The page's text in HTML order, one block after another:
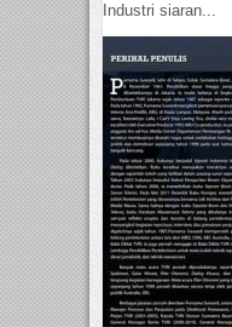
Industri siaran...